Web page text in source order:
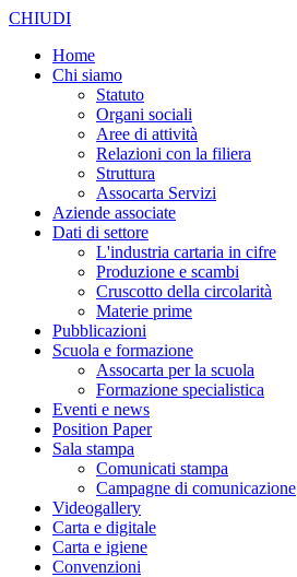
CHIUDI
Home
Chi siamo
Statuto
Organi sociali
Aree di attività
Relazioni con la filiera
Struttura
Assocarta Servizi
Aziende associate
Dati di settore
L'industria cartaria in cifre
Produzione e scambi
Cruscotto della circolarità
Materie prime
Pubblicazioni
Scuola e formazione
Assocarta per la scuola
Formazione specialistica
Eventi e news
Position Paper
Sala stampa
Comunicati stampa
Campagne di comunicazione
Videogallery
Carta e digitale
Carta e igiene
Convenzioni